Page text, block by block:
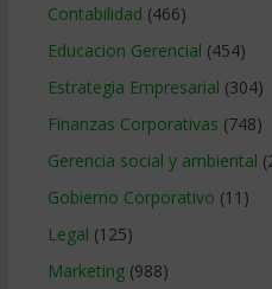
Contabilidad (466)
Educacion Gerencial (454)
Estrategia Empresarial (304)
Finanzas Corporativas (748)
Gerencia social y ambiental
Gobierno Corporativo (11)
Legal (125)
Marketing(988)